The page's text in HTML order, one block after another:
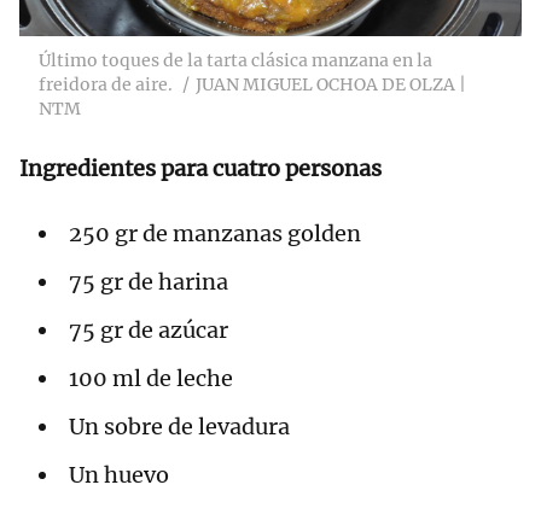
Último toques de la tarta clásica manzana en la
freidora de aire.
JUAN MIGUEL OCHOA DE OLZA |
NTM
Ingredientes para cuatro personas
250 gr de manzanas golden
75 gr de harina
75 gr de azúcar
100 ml de leche
Un sobre de levadura
Un huevo